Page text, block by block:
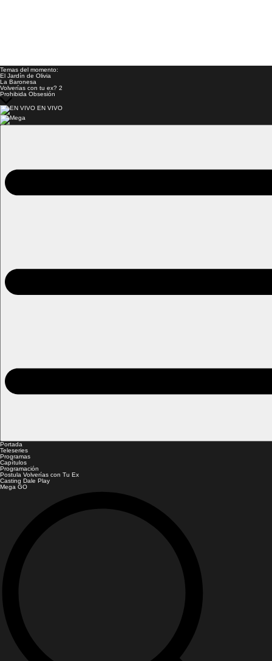
Temas del momento:
El Jardín de Olivia
La Baronesa
Volverías con tu ex? 2
Prohibida Obsesión
EN VIVO
Portada
Teleseries
Programas
Capítulos
Programación
Postula Volverías con Tu Ex
Casting Dale Play
Mega GO